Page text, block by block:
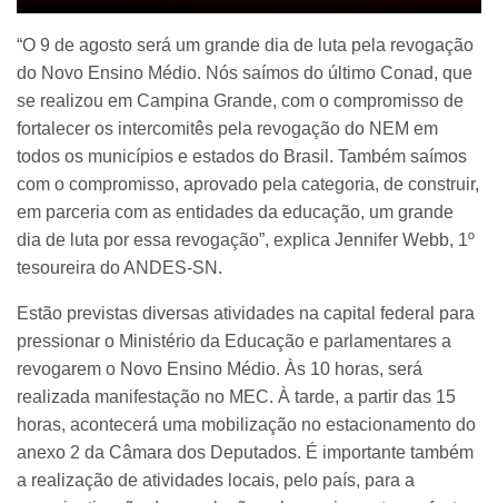
“O 9 de agosto será um grande dia de luta pela revogação
do Novo Ensino Médio. Nós saímos do último Conad, que
se realizou em Campina Grande, com o compromisso de
fortalecer os intercomitês pela revogação do NEM em
todos os municípios e estados do Brasil. Também saímos
com o compromisso, aprovado pela categoria, de construir,
em parceria com as entidades da educação, um grande
dia de luta por essa revogação”, explica Jennifer Webb, 1º
tesoureira do ANDES-SN.
Estão previstas diversas atividades na capital federal para
pressionar o Ministério da Educação e parlamentares a
revogarem o Novo Ensino Médio. Às 10 horas, será
realizada manifestação no MEC. À tarde, a partir das 15
horas, acontecerá uma mobilização no estacionamento do
anexo 2 da Câmara dos Deputados. É importante também
a realização de atividades locais, pelo país, para a